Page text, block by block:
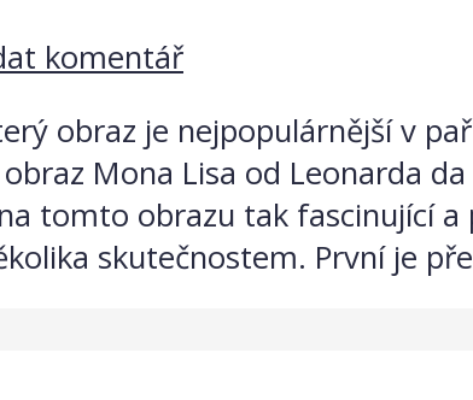
komentář
obraz je nejpopulárnější v
Mona Lisa od Leonarda
tomto obrazu tak fascinující
skutečnostem. První je